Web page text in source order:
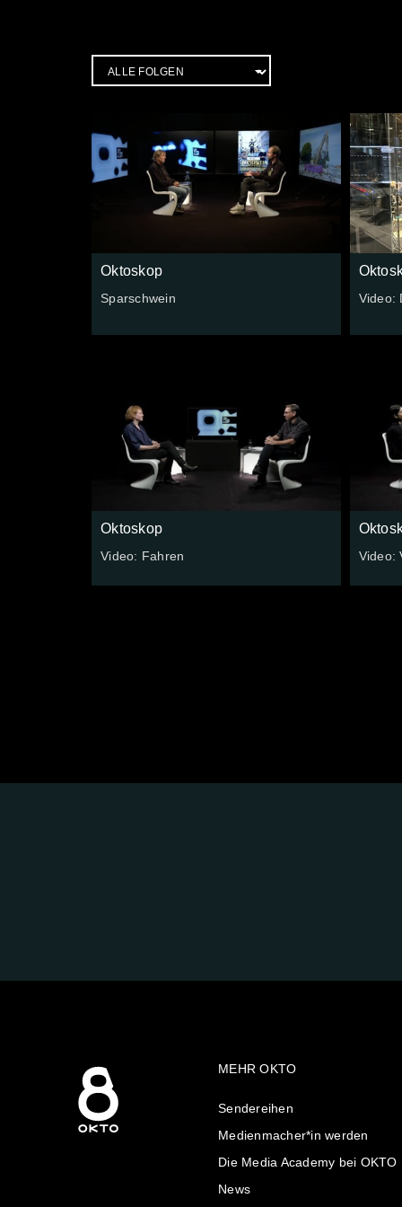
Oktoskop
Sparschwein Video:
Oktoskop
Video: Fahren Video:
MEHR OKTO
Sendereihen
Medienmacher*in werden
Die Media Academy bei OKTO
News